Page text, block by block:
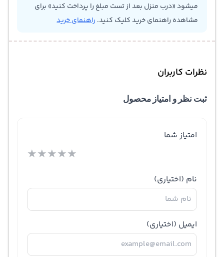
میشود «درب منزل بعد از تست مبلغ را پرداخت کنید» برای
مشاهده راهنمای خرید کلیک کنید. راهنمای خرید
نظرات کاربران
ثبت نظر و امتیاز محصول
امتیاز شما
★★★★★
نام (اختیاری)
ایمیل (اختیاری)